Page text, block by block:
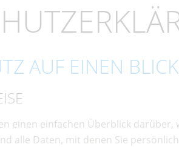
AUF EINEN BLICK
einen einfachen Überblick
alle Daten, mit denen Sie